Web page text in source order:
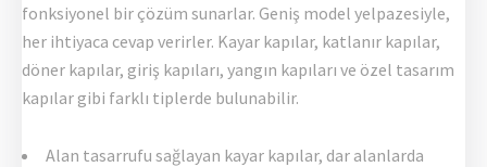
fonksiyonel bir çözüm sunarlar. Geniş model yelpazesiyle,
her ihtiyaca cevap verirler. Kayar kapılar, katlanır kapılar,
döner kapılar, giriş kapıları, yangın kapıları ve özel tasarım
kapılar gibi farklı tiplerde bulunabilir.
Alan tasarrufu sağlayan kayar kapılar, dar alanlarda